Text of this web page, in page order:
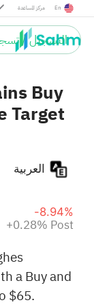
مركز المساعدة En
التسجيل /
Buy
Target
-8.94%
+0.28% Post
a Buy and
$65.